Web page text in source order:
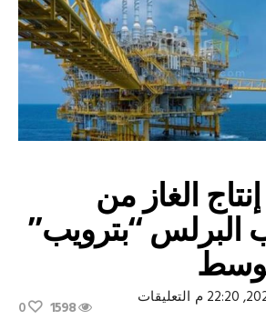
الغاز من
“بترويب”
التعليقاتعلى
1598
0